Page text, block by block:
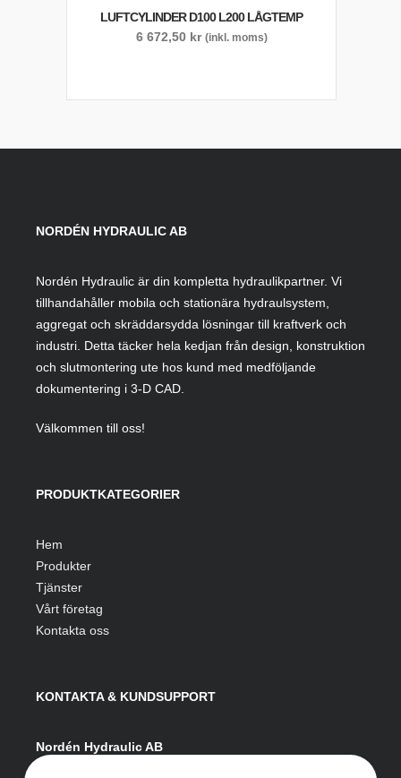
LUFTCYLINDER D100 L200 LÅGTEMP
6 672,50 kr (inkl. moms)
NORDÉN HYDRAULIC AB
Nordén Hydraulic är din kompletta hydraulikpartner. Vi
tillhandahåller mobila och stationära hydraulsystem,
aggregat och skräddarsydda lösningar till kraftverk och
industri. Detta täcker hela kedjan från design, konstruktion
och slutmontering ute hos kund med medföljande
dokumentering i 3-D CAD.
Välkommen till oss!
PRODUKTKATEGORIER
Hem
Produkter
Tjänster
Vårt företag
Kontakta oss
KONTAKTA & KUNDSUPPORT
Nordén Hydraulic AB